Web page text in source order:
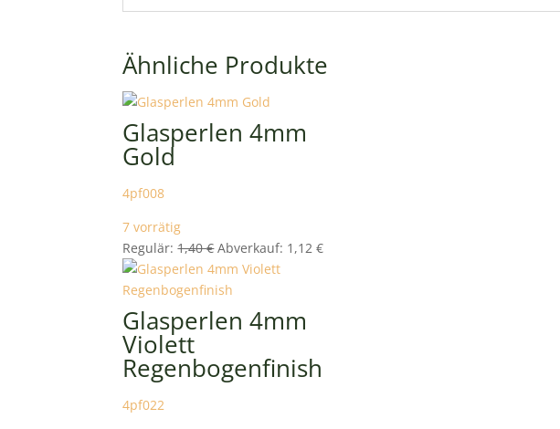
Ähnliche Produkte
Glasperlen 4mm
Gold
4pf008
7 vorrätig
Regulär: 1,40€Ursprünglicher
Preis
war:
Abverkauf: 1,12€Aktueller
Glasperlen 4mm
Violett
Regenbogenfinish
4pf022